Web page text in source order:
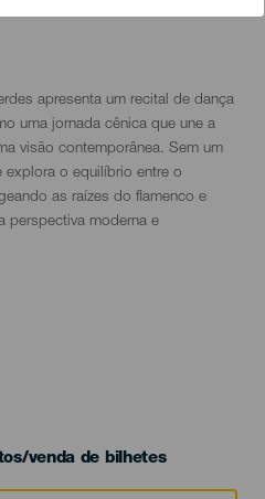
apresenta um recital de dança
uma jornada cênica que une a
visão contemporânea. Sem um
explora o equilíbrio entre o
as raízes do flamenco e
perspectiva moderna e
venda de bilhetes